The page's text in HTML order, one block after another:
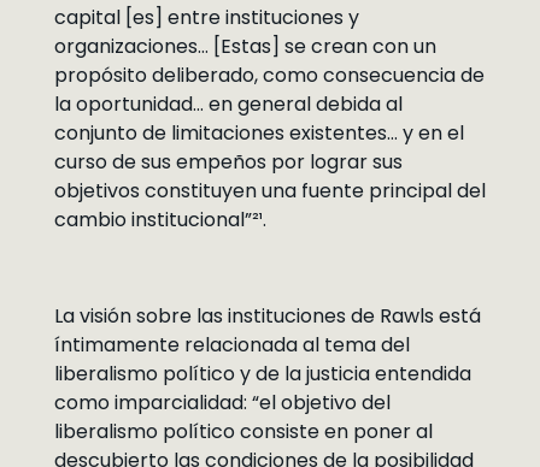
capital [es] entre instituciones y
organizaciones… [Estas] se crean con un
propósito deliberado, como consecuencia de
la oportunidad… en general debida al
conjunto de limitaciones existentes… y en el
curso de sus empeños por lograr sus
objetivos constituyen una fuente principal del
cambio institucional”²¹.
La visión sobre las instituciones de Rawls está
íntimamente relacionada al tema del
liberalismo político y de la justicia entendida
como imparcialidad: “el objetivo del
liberalismo político consiste en poner al
descubierto las condiciones de la posibilidad